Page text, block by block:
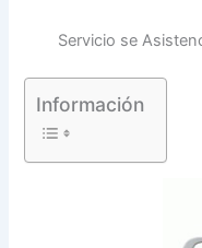
Servicio se
Información